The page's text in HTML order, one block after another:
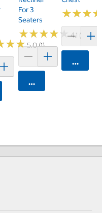
★★
★★5.0 (1)
담기
For 3
Seaters
★★★★★
★★★★★4.1 (8)
카트에 담기
★★★
★★★
카트에